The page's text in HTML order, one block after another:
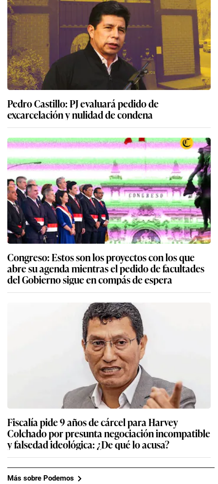
Pedro Castillo: PJ evaluará pedido de
excarcelación y nulidad de condena
Congreso: Estos son los proyectos con los que
abre su agenda mientras el pedido de facultades
del Gobierno sigue en compás de espera
Fiscalía pide 9 años de cárcel para Harvey
Colchado por presunta negociación incompatible
y falsedad ideológica: ¿De qué lo acusa?
Más sobre Podemos